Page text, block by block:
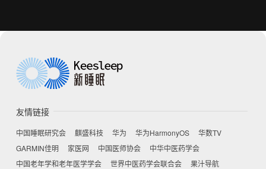
友情链接
中国睡眠研究会 麒盛科技 华为 华为HarmonyOS
华数TV
GARMIN佳明
家医网 中国医师协会
中华中医药学会
中国老年学和老年医学学会
世界中医药学会联合会 果汁导航